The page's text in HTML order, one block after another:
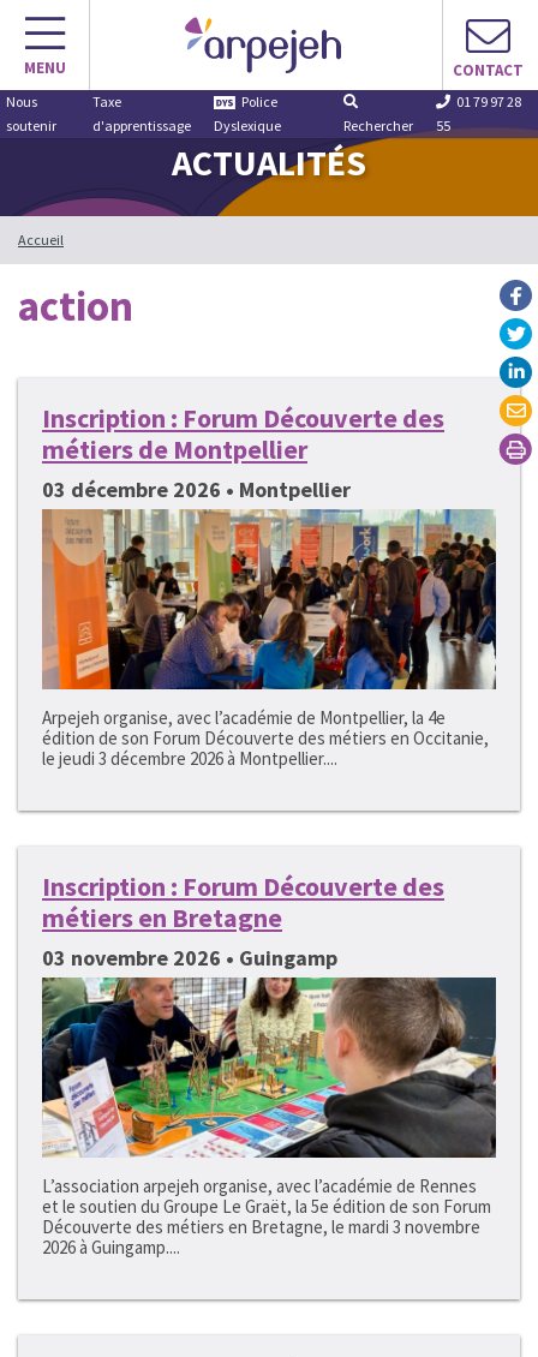
Aller
contenu
MENU CONTACT
Nous
soutenir
Taxe
d'apprentissage
Police
Dyslexique
Rechercher
01 79 97 28
55
ACTUALITÉS
Accueil
action
Inscription : Forum Découverte des
métiers de Montpellier
03 décembre 2026 • Montpellier
Arpejeh organise, avec l’académie de Montpellier, la 4e
édition de son Forum Découverte des métiers en Occitanie,
le jeudi 3 décembre 2026 à Montpellier....
Inscription : Forum Découverte des
métiers en Bretagne
03 novembre 2026 • Guingamp
L’association arpejeh organise, avec l’académie de Rennes
et le soutien du Groupe Le Graët, la 5e édition de son Forum
Découverte des métiers en Bretagne, le mardi 3 novembre
2026 à Guingamp....